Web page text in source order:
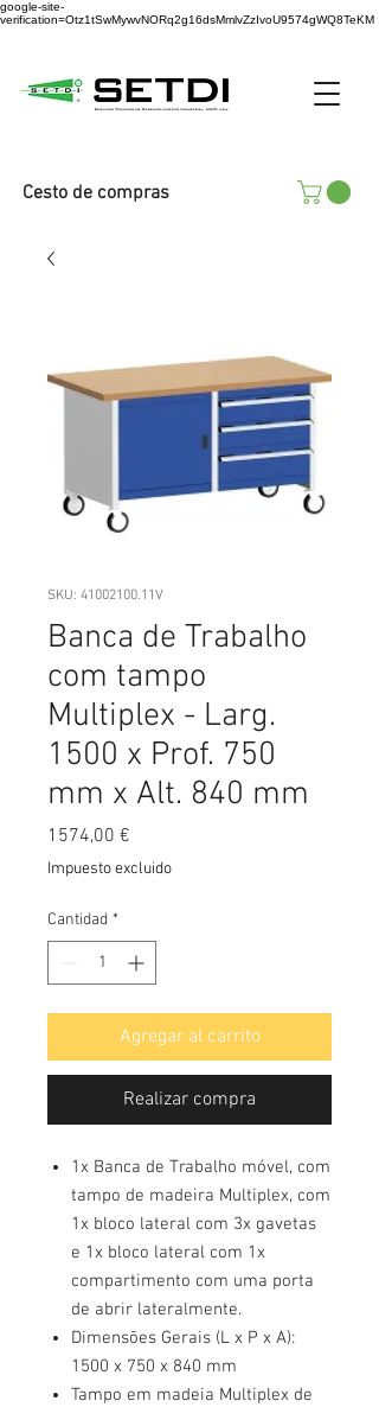
google-site-
verification=Otz1tSwMywvNORq2g16dsMmlvZzIvoU9574gWQ8TeKM
Cesto de compras
SKU: 41002100.11V
Banca de Trabalho
com tampo
Multiplex - Larg.
1500 x Prof. 750
mm x Alt. 840 mm
1574,00 €
Impuesto excluido
Cantidad *
Agregar al carrito
Realizar compra
1x Banca de Trabalho móvel, com
tampo de madeira Multiplex, com
1x bloco lateral com 3x gavetas
e 1x bloco lateral com 1x
compartimento com uma porta
de abrir lateralmente.
Dimensões Gerais (L x P x A):
1500 x 750 x 840 mm
Tampo em madeia Multiplex de